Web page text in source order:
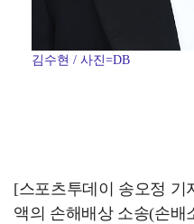
김수현 / 사진=DB
[스포츠투데이 송오정 기
액의 손해배상 소송(손배